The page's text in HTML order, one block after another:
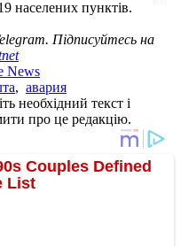
населених пунктів.
Підписуйтесь на
News
, авария
необхідний текст і
про це редакцію.